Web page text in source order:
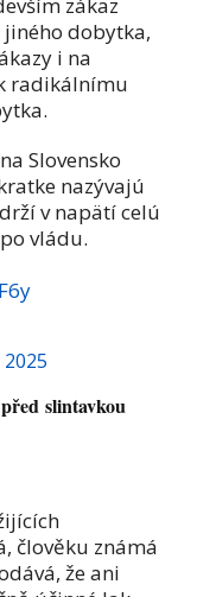
jiného dobytka,
i na
radikálnímu
Slovensko
nazývajú
v napätí celú
vládu.
slintavkou
člověku známá
že ani